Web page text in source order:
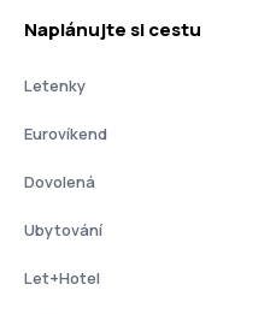
Naplánujte si cestu
Letenky
Eurovíkend
Dovolená
Ubytování
Let+Hotel